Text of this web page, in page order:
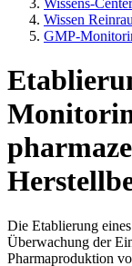
Wissens-Center
Wissen
GMP-
Die Etablierung
Überwachung der
Pharmaproduktion